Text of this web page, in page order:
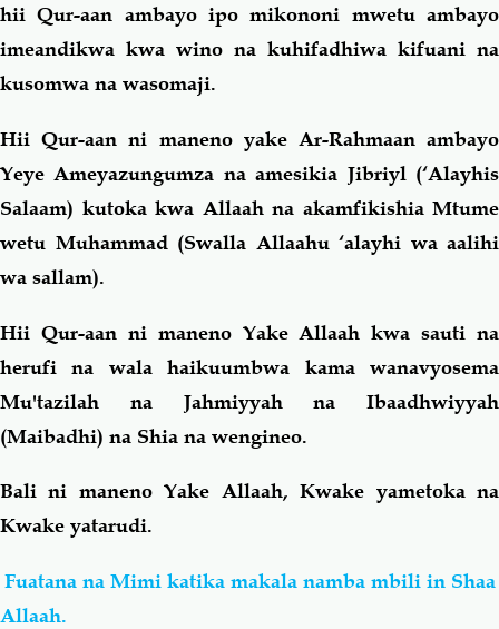
hii Qur-aan ambayo ipo mikononi mwetu ambayo
imeandikwa kwa wino na kuhifadhiwa kifuani na
kusomwa na wasomaji.
Hii Qur-aan ni maneno yake Ar-Rahmaan ambayo
Yeye Ameyazungumza na amesikia Jibriyl (‘Alayhis
Salaam) kutoka kwa Allaah na akamfikishia Mtume
wetu Muhammad (Swalla Allaahu ‘alayhi wa aalihi
wa sallam).
Hii Qur-aan ni maneno Yake Allaah kwa sauti na
herufi na wala haikuumbwa kama wanavyosema
Mu'tazilah na Jahmiyyah na Ibaadhwiyyah
(Maibadhi) na Shia na wengineo.
Bali ni maneno Yake Allaah, Kwake yametoka na
Kwake yatarudi.
Fuatana na Mimi katika makala namba mbili in Shaa
Allaah.